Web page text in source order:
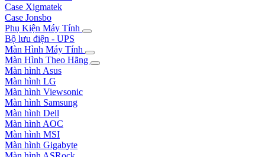
Case Xigmatek
Case Jonsbo
Phụ Kiện Máy Tính
Bộ lưu điện - UPS
Màn Hình Máy Tính
Màn Hình Theo Hãng
Màn hình Asus
Màn hình LG
Màn hình Viewsonic
Màn hình Samsung
Màn hình Dell
Màn hình AOC
Màn hình MSI
Màn hình Gigabyte